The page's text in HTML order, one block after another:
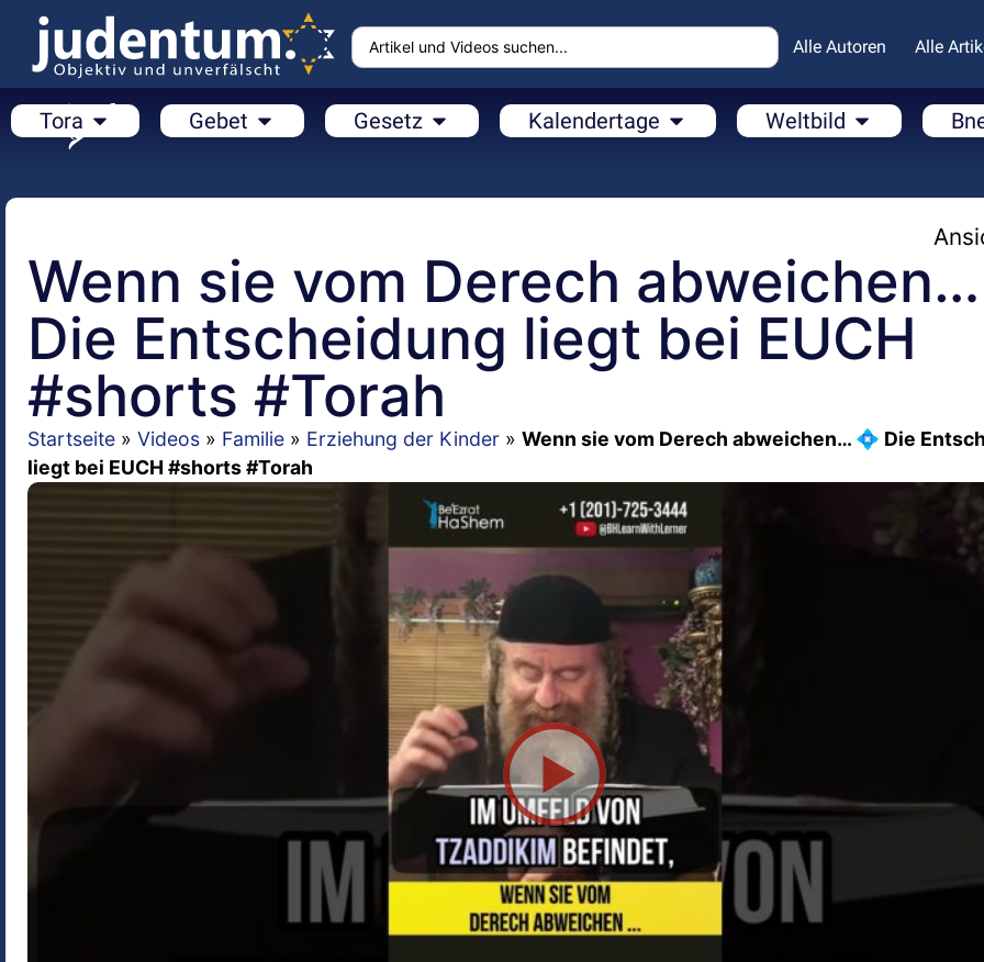
Alle Autoren Alle
Tora Gebet Gesetz Kalendertage Weltbild
Wenn sie vom Derech
Die Entscheidung liegt bei EUCH
#shorts #Torah
Startseite » Videos » Familie » Erziehung der Kinder » Wenn sie vom Derech abweichen… 💠 Die
liegt bei EUCH #shorts #Torah